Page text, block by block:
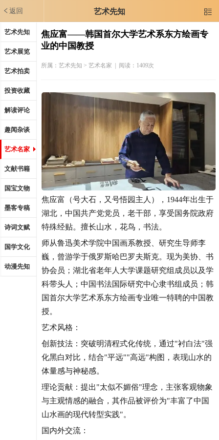
返回 艺术先知 
艺术先知
艺术展览
艺术拍卖
投资收藏
解读评论
趣闻杂谈
艺术名家
文献书籍
国宝文物
墨客专稿
诗词文赋
国学文化
动漫先知
焦应富——韩国首尔大学艺术系东方绘画专
业的中国教授
所属：艺术先知 > 艺术名家 | 阅读：1409次
焦应富（号大石，又号悟园主人），1944年出生于
湖北，中国共产党党员，老干部，享受国务院政府
特殊经贴。擅长山水，花鸟，书法。
师从鲁迅美术学院中国画系教授、研究生导师李
巍，曾游学于俄罗斯哈巴罗夫斯克。现为美协、书
协会员；湖北省老年人大学课题研究组成员以及学
科带头人；中国书法国际研究中心隶书组成员；韩
国首尔大学艺术系东方绘画专业唯一特聘的中国教
授。
艺术风格：
创新技法：突破明清程式化传统，通过"衬白法"强
化黑白对比，结合"平远""高远"构图，表现山水的
体量感与神秘感。
理论贡献：提出"太似不媚俗"理念，主张客观物象
与主观情感的融合，其作品被评价为"丰富了中国
山水画的现代转型实践"。
国内外交流：